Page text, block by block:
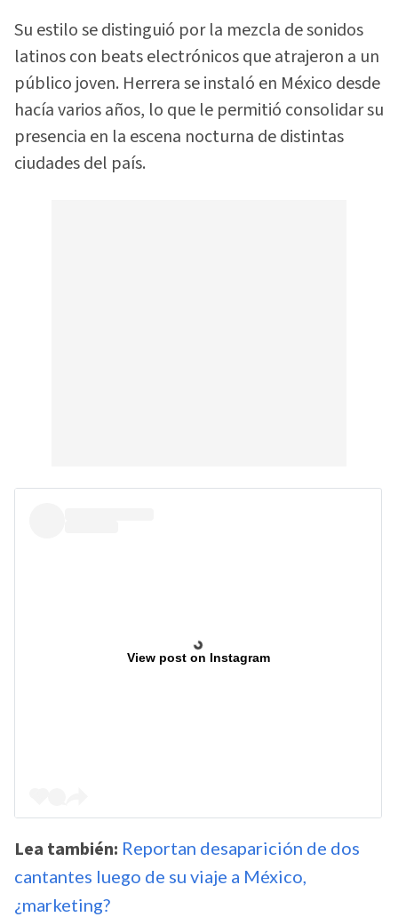
Su estilo se distinguió por la mezcla de sonidos
latinos con beats electrónicos que atrajeron a un
público joven. Herrera se instaló en México desde
hacía varios años, lo que le permitió consolidar su
presencia en la escena nocturna de distintas
ciudades del país.
View post on Instagram
Lea también: Reportan desaparición de dos
cantantes luego de su viaje a México,
¿marketing?